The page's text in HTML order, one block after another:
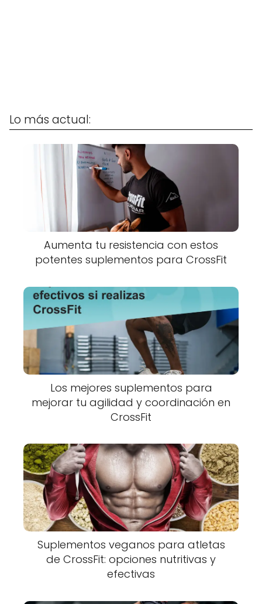
Lo más actual:
Aumenta tu resistencia con estos
potentes suplementos para CrossFit
Los mejores suplementos para
mejorar tu agilidad y coordinación en
CrossFit
Suplementos veganos para atletas
de CrossFit: opciones nutritivas y
efectivas